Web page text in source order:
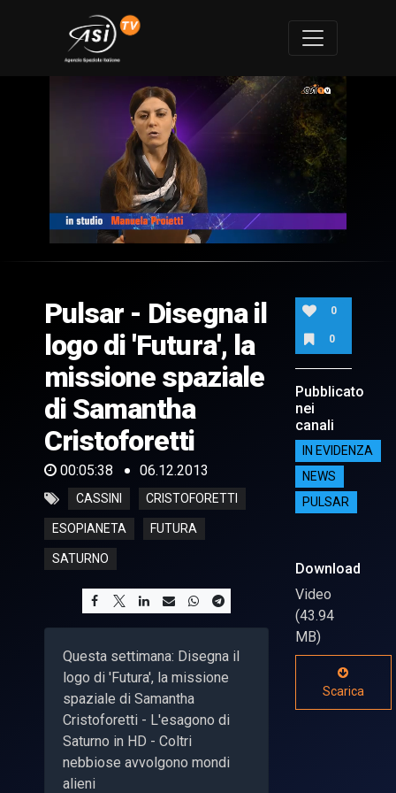
of
38
seconds
Pulsar - Disegna il
logo di 'Futura', la
missione spaziale
di Samantha
Cristoforetti
00:05:38 06.12.2013
CASSINI CRISTOFORETTI
ESOPIANETA FUTURA
SATURNO
Questa settimana: Disegna il
logo di 'Futura', la missione
spaziale di Samantha
Cristoforetti - L'esagono di
Saturno in HD - Coltri
nebbiose avvolgono mondi
alieni
0
0
Pubblicato
nei
canali
IN EVIDENZA
NEWS
PULSAR
Download
Video
(43.94
MB)
Scarica